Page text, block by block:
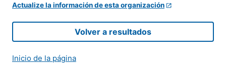
Actualize la información de esta organización
Volver a resultados
Inicio de la página